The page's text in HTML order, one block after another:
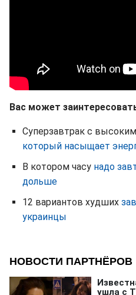
Вас может
Суперзавтрак с высоким
который насыщает
В котором часу надо
дольше
12 вариантов худших
украинцы